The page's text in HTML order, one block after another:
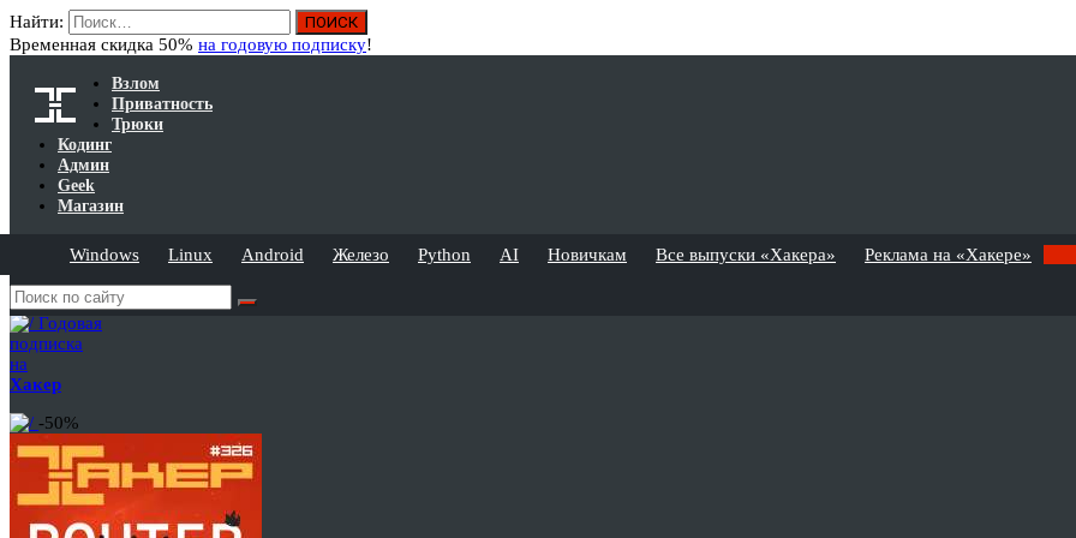
Найти:
Временная скидка 50% на годовую подписку!
Взлом
Приватность
Трюки
Кодинг
Админ
Geek
Магазин
Windows Linux Android Железо Python AI Новичкам Все выпуски «Хакера» Реклама на «Хакере»
Годовая
подписка
на
Хакер
-50%